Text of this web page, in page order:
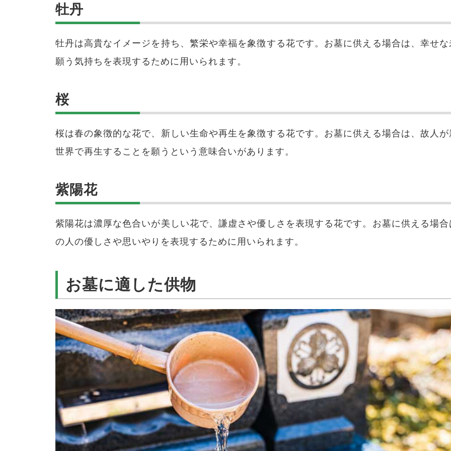
牡丹
牡丹は高貴なイメージを持ち、繁栄や幸福を象徴する花です。お墓に供える場合は、幸せな
願う気持ちを表現するために用いられます。
桜
桜は春の象徴的な花で、新しい生命や再生を象徴する花です。お墓に供える場合は、故人が
世界で再生することを願うという意味合いがあります。
紫陽花
紫陽花は濃厚な色合いが美しい花で、謙虚さや優しさを表現する花です。お墓に供える場合
の人の優しさや思いやりを表現するために用いられます。
お墓に適した供物